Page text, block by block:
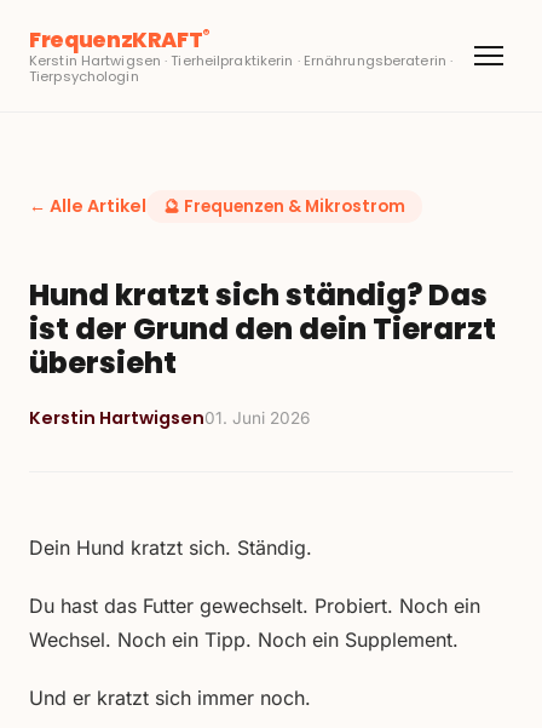
FrequenzKRAFT®
Kerstin Hartwigsen · Tierheilpraktikerin · Ernährungsberaterin ·
Tierpsychologin
← Alle Artikel 🔮 Frequenzen & Mikrostrom
Hund kratzt sich ständig? Das
ist der Grund den dein Tierarzt
übersieht
Kerstin Hartwigsen01. Juni 2026
Dein Hund kratzt sich. Ständig.
Du hast das Futter gewechselt. Probiert. Noch ein
Wechsel. Noch ein Tipp. Noch ein Supplement.
Und er kratzt sich immer noch.